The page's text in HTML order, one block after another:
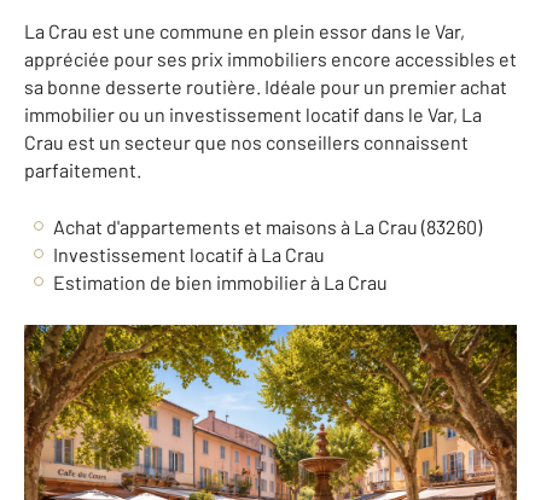
La Crau est une commune en plein essor dans le Var,
appréciée pour ses prix immobiliers encore accessibles et
sa bonne desserte routière. Idéale pour un premier achat
immobilier ou un investissement locatif dans le Var, La
Crau est un secteur que nos conseillers connaissent
parfaitement.
Achat d'appartements et maisons à La Crau (83260)
Investissement locatif à La Crau
Estimation de bien immobilier à La Crau